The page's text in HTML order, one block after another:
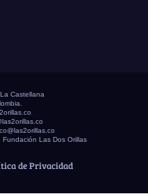
Castellana
Las Dos Orillas
de Privacidad